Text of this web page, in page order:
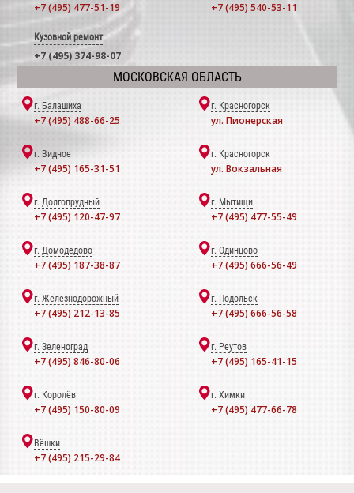
+7 (495) 477-51-19 +7 (495) 540-53-11
Кузовной ремонт
+7 (495) 374-98-07
МОСКОВСКАЯ ОБЛАСТЬ
г. Балашиха
+7 (495) 488-66-25
г. Красногорск
ул. Пионерская
г. Видное
+7 (495) 165-31-51
г. Красногорск
ул. Вокзальная
г. Долгопрудный
+7 (495) 120-47-97
г. Мытищи
+7 (495) 477-55-49
г. Домодедово
+7 (495) 187-38-87
г. Одинцово
+7 (495) 666-56-49
г. Железнодорожный
+7 (495) 212-13-85
г. Подольск
+7 (495) 666-56-58
г. Зеленоград
+7 (495) 846-80-06
г. Реутов
+7 (495) 165-41-15
г. Королёв
+7 (495) 150-80-09
г. Химки
+7 (495) 477-66-78
Вёшки
+7 (495) 215-29-84